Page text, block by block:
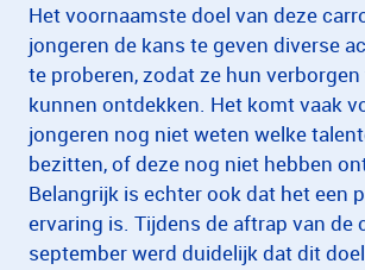
Het voornaamste doel van deze
jongeren de kans te geven diverse
te proberen, zodat ze hun
kunnen ontdekken. Het komt vaak
jongeren nog niet weten welke
bezitten, of deze nog niet hebben
Belangrijk is echter ook dat het een
ervaring is. Tijdens de aftrap van de
september werd duidelijk dat dit